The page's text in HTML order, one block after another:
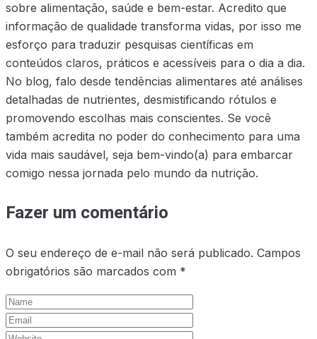
sobre alimentação, saúde e bem-estar. Acredito que
informação de qualidade transforma vidas, por isso me
esforço para traduzir pesquisas científicas em
conteúdos claros, práticos e acessíveis para o dia a dia.
No blog, falo desde tendências alimentares até análises
detalhadas de nutrientes, desmistificando rótulos e
promovendo escolhas mais conscientes. Se você
também acredita no poder do conhecimento para uma
vida mais saudável, seja bem-vindo(a) para embarcar
comigo nessa jornada pelo mundo da nutrição.
Fazer um comentário
O seu endereço de e-mail não será publicado. Campos
obrigatórios são marcados com *